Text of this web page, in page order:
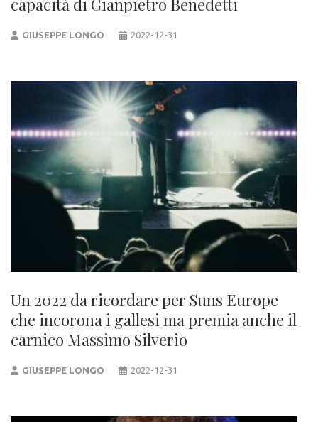
capacità di Gianpietro Benedetti
GIUSEPPE LONGO 2022-12-31
Un 2022 da ricordare per Suns Europe
che incorona i gallesi ma premia anche il
carnico Massimo Silverio
GIUSEPPE LONGO 2022-12-31